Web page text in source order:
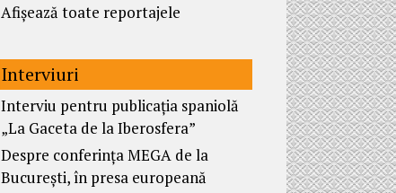
Afișează toate reportajele
Interviuri
Interviu pentru publicația spaniolă
„La Gaceta de la Iberosfera”
Despre conferința MEGA de la
București, în presa europeană